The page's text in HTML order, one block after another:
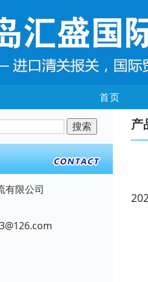
首页
有限公司
产